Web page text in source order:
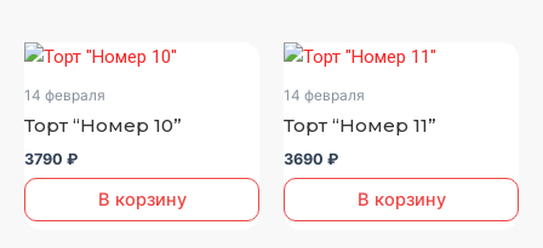
14 февраля
Торт “Номер 10”
3790 ₽
В корзину
14 февраля
Торт “Номер 11”
3690 ₽
В корзину